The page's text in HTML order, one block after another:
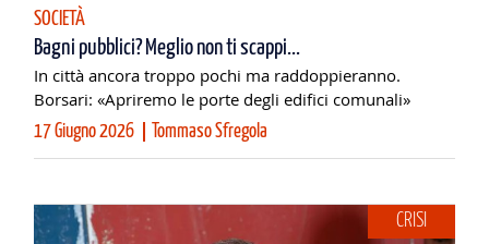
SOCIETÀ
Bagni pubblici? Meglio non ti scappi...
In città ancora troppo pochi ma raddoppieranno.
Borsari: «Apriremo le porte degli edifici comunali»
17 Giugno 2026 Tommaso Sfregola
CRISI